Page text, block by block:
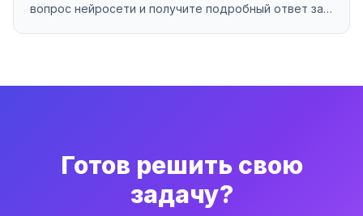
вопрос нейросети и получите подробный ответ за
Готов решить свою
задачу?